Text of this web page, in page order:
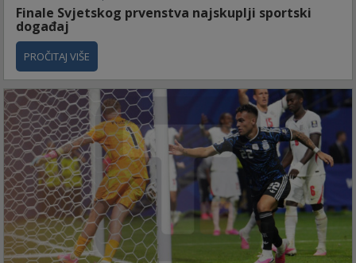
Finale Svjetskog prvenstva najskuplji sportski
događaj
PROČITAJ VIŠE